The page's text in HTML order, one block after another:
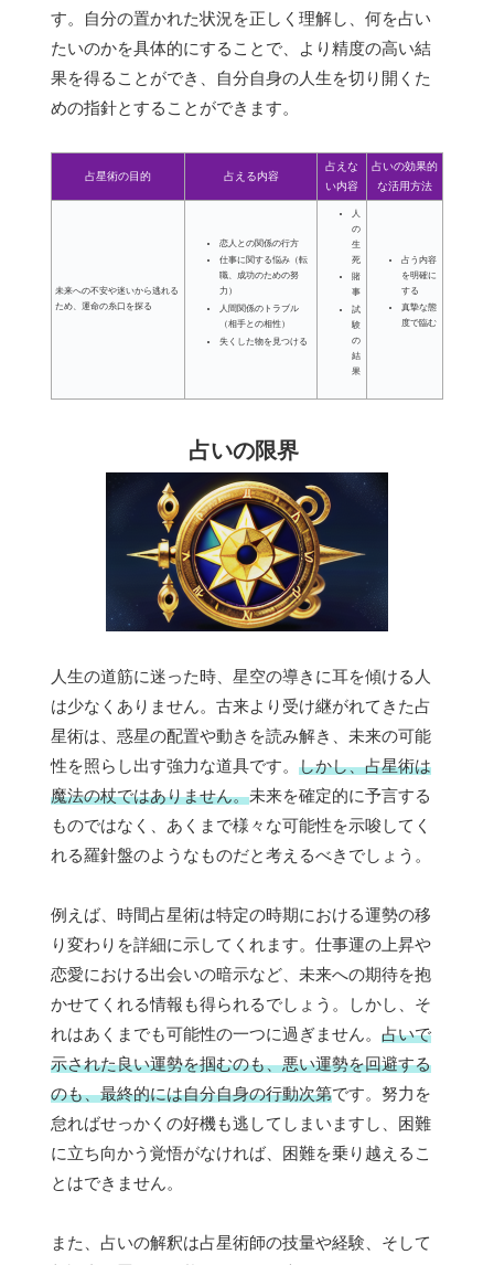
す。自分の置かれた状況を正しく理解し、何を占い
たいのかを具体的にすることで、より精度の高い結
果を得ることができ、自分自身の人生を切り開くた
めの指針とすることができます。
占星術の目的 占える内容
占えな
い内容
占いの効果的
な活用方法
未来への不安や迷いから逃れる
ため、運命の糸口を探る
恋人との関係の行方
仕事に関する悩み（転
職、成功のための努
力）
人間関係のトラブル
（相手との相性）
失くした物を見つける
人
の
生
死
賭
事
試
験
の
結
果
占う内容
を明確に
する
真摯な態
度で臨む
占いの限界
人生の道筋に迷った時、星空の導きに耳を傾ける人
は少なくありません。古来より受け継がれてきた占
星術は、惑星の配置や動きを読み解き、未来の可能
性を照らし出す強力な道具です。 しかし、占星術は
魔法の杖ではありません。未来を確定的に予言する
ものではなく、あくまで様々な可能性を示唆してく
れる羅針盤のようなものだと考えるべきでしょう。
例えば、時間占星術は特定の時期における運勢の移
り変わりを詳細に示してくれます。仕事運の上昇や
恋愛における出会いの暗示など、未来への期待を抱
かせてくれる情報も得られるでしょう。しかし、そ
れはあくまでも可能性の一つに過ぎません。 占いで
示された良い運勢を掴むのも、悪い運勢を回避する
のも、最終的には自分自身の行動次第です。努力を
怠ればせっかくの好機も逃してしまいますし、困難
に立ち向かう覚悟がなければ、困難を乗り越えるこ
とはできません。
また、占いの解釈は占星術師の技量や経験、そして